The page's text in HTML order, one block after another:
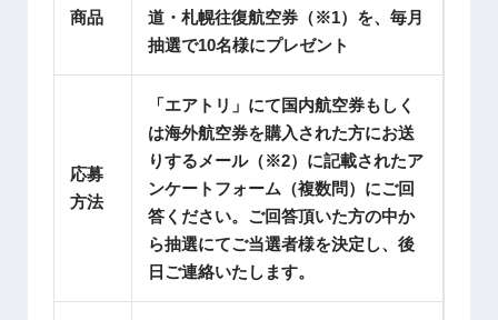
商品
道・札幌往復航空券（※1）を、毎月
抽選で10名様にプレゼント
応募
方法
「エアトリ」にて国内航空券もしく
は海外航空券を購入された方にお送
りするメール（※2）に記載されたア
ンケートフォーム（複数問）にご回
答ください。ご回答頂いた方の中か
ら抽選にてご当選者様を決定し、後
日ご連絡いたします。